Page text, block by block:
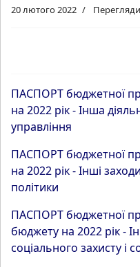
20 лютого 2022
ПАСПОРТ бюджетної
на 2022 рік - Інша
управління
ПАСПОРТ бюджетної
на 2022 рік - Інші
політики
ПАСПОРТ бюджетної
бюджету на 2022 рік -
соціального захисту і